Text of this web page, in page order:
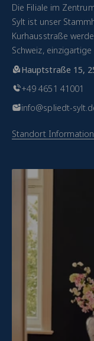
Die Filiale im
Sylt ist unser
Kurhausstraße
Schweiz,
Hauptstraße 15,
+49 4651 41001
info@spliedt-
Standort Information